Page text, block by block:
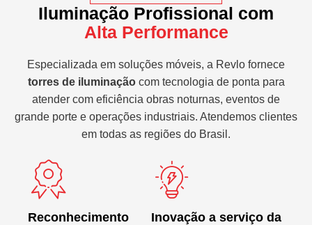
Iluminação Profissional com
Alta Performance
Especializada em soluções móveis, a Revlo fornece
torres de iluminaçãocom tecnologia de ponta para
atender com eficiência obras noturnas, eventos de
grande porte e operações industriais. Atendemos clientes
em todas as regiões do Brasil.
Reconhecimento
Inovação a serviço da